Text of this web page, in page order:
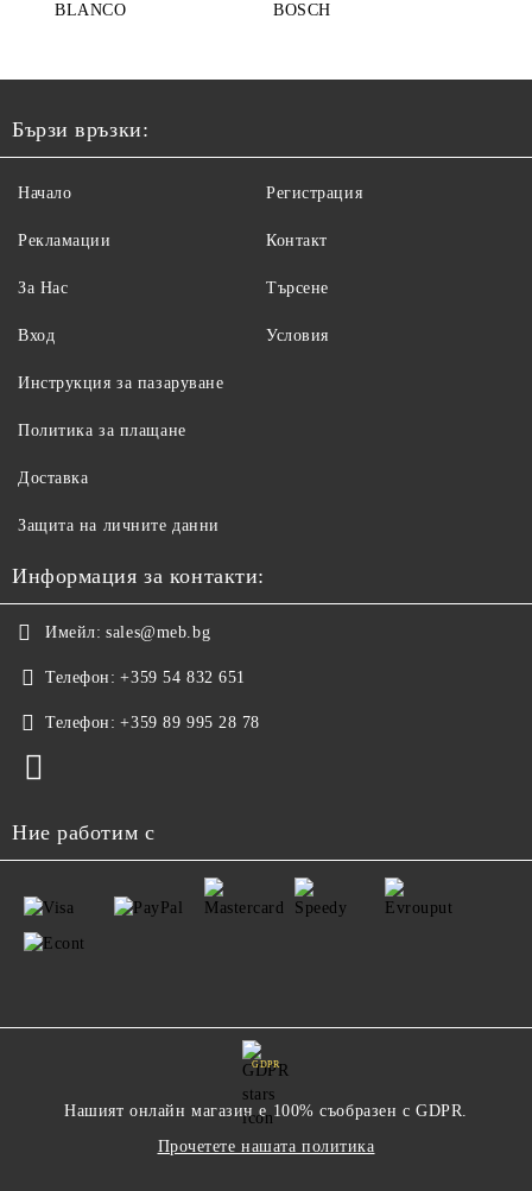
BLANCO BOSCH
Бързи връзки:
Начало
Рекламации
За Нас
Вход
Регистрация
Контакт
Търсене
Условия
Инструкция за пазаруване
Политика за плащане
Доставка
Защита на личните данни
Информация за контакти:
Имейл: sales@meb.bg
Телефон: +359 54 832 651
Телефон: +359 89 995 28 78
Ние работим с
GDPR
Нашият онлайн магазин е 100% съобразен с GDPR.
Прочетете нашата политика